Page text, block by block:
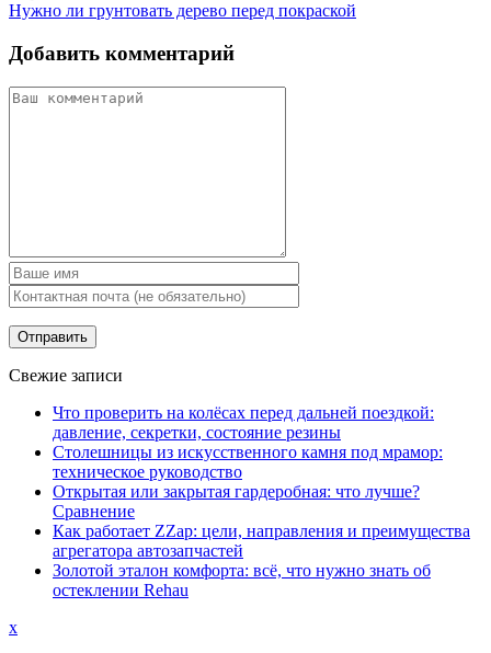
Нужно ли грунтовать дерево перед покраской
Добавить комментарий
Свежие записи
Что проверить на колёсах перед дальней поездкой:
давление, секретки, состояние резины
Столешницы из искусственного камня под мрамор:
техническое руководство
Открытая или закрытая гардеробная: что лучше?
Сравнение
Как работает ZZap: цели, направления и преимущества
агрегатора автозапчастей
Золотой эталон комфорта: всё, что нужно знать об
остеклении Rehau
x